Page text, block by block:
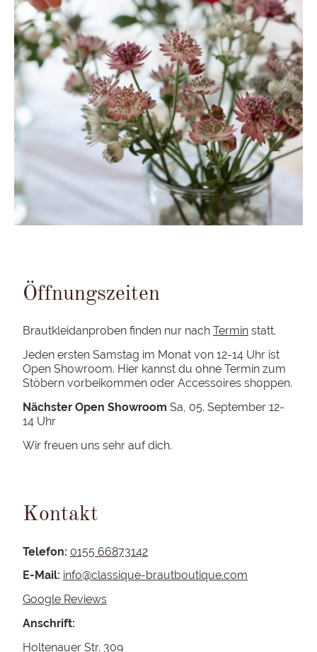
Öffnungszeiten
Brautkleidanproben finden nur nach Termin statt.
Jeden ersten Samstag im Monat von 12-14 Uhr ist
Open Showroom. Hier kannst du ohne Termin zum
Stöbern vorbeikommen oder Accessoires shoppen.
Nächster Open Showroom Sa, 05. September 12-
14 Uhr
Wir freuen uns sehr auf dich.
Kontakt
Telefon: 0155 66873142
E-Mail: info@classique-brautboutique.com
Google Reviews
Anschrift:
Holtenauer Str. 309